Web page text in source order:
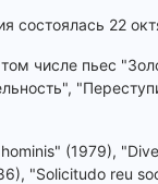
состоялась 22
числе пьес
(1979),
"Solicitudo reu